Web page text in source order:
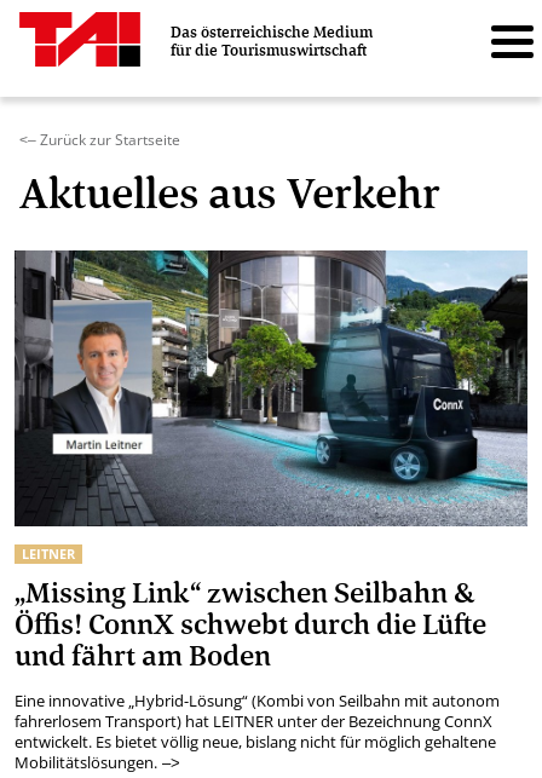
Das österreichische Medium
für die Tourismuswirtschaft
<– Zurück zur Startseite
Aktuelles aus Verkehr
LEITNER
„Missing Link“ zwischen Seilbahn &
Öffis! ConnX schwebt durch die Lüfte
und fährt am Boden
Eine innovative „Hybrid-Lösung“ (Kombi von Seilbahn mit autonom
fahrerlosem Transport) hat LEITNER unter der Bezeichnung ConnX
entwickelt. Es bietet völlig neue, bislang nicht für möglich gehaltene
Mobilitätslösungen.–>